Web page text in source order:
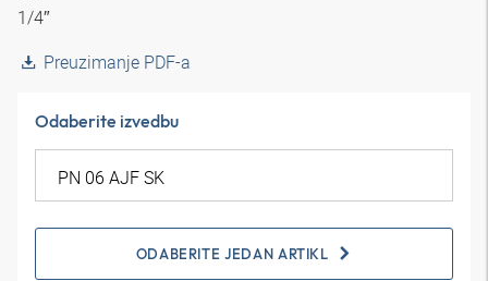
1/4″
Preuzimanje PDF-a
Odaberite izvedbu
ODABERITE JEDAN ARTIKL